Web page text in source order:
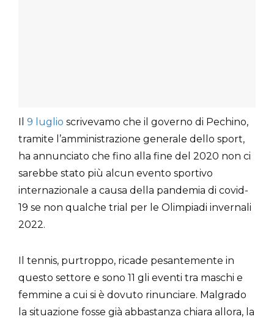
Il 9 luglio scrivevamo che il governo di Pechino,
tramite l’amministrazione generale dello sport,
ha annunciato che fino alla fine del 2020 non ci
sarebbe stato più alcun evento sportivo
internazionale a causa della pandemia di covid-
19 se non qualche trial per le Olimpiadi invernali
2022.
Il tennis, purtroppo, ricade pesantemente in
questo settore e sono 11 gli eventi tra maschi e
femmine a cui si è dovuto rinunciare. Malgrado
la situazione fosse già abbastanza chiara allora, la